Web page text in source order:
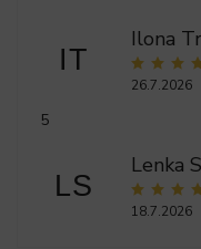
IT
Ilona
26.7.2026
5
LS
Lenka
18.7.2026